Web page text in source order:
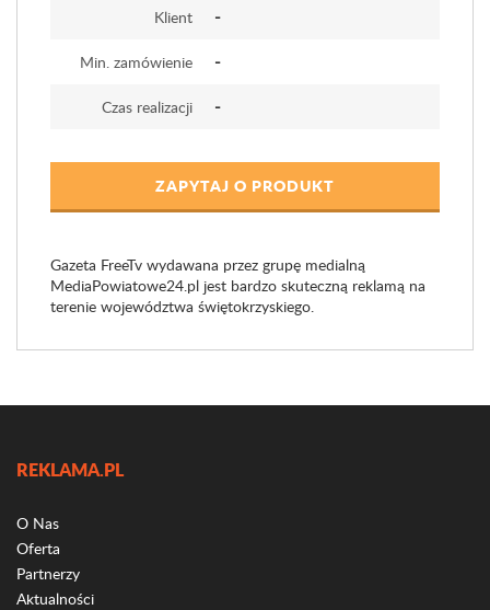
Klient -
Min. zamówienie -
Czas realizacji -
ZAPYTAJ O PRODUKT
Gazeta FreeTv wydawana przez grupę medialną
MediaPowiatowe24.pl jest bardzo skuteczną reklamą na
terenie województwa świętokrzyskiego.
REKLAMA.PL
O Nas
Oferta
Partnerzy
Aktualności